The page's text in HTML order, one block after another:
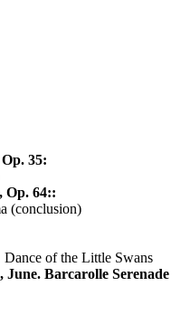
35:
Op. 64::
(conclusion)
of the Little Swans
June. Barcarolle Serenade